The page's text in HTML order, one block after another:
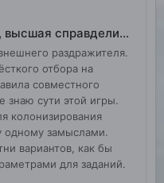
Высший моральный закон, высшая справделивость
раздражителя.
отбора на
совместного
знаю сути этой игры.
колонизирования
одному замыслами.
вариантов, как бы
для заданий.